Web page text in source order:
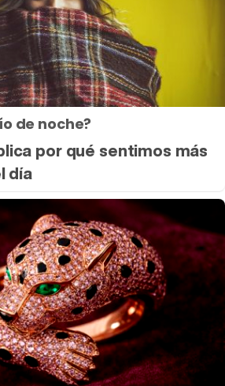
de noche?
por qué sentimos más
día